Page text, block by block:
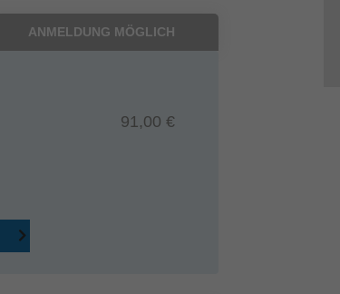
ANMELDUNG MÖGLICH
91,00 €